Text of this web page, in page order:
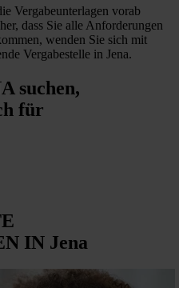
Vergabeunterlagen vorab
dass Sie alle Anforderungen
wenden Sie sich mit
Vergabestelle in Jena.
suchen,
für
IN Jena